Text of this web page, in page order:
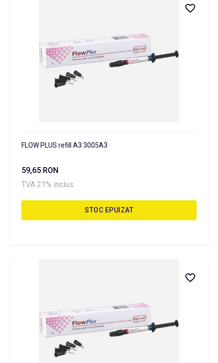
FLOW PLUS refill A3 3005A3
59,65 RON
TVA 21% inclus
STOC EPUIZAT